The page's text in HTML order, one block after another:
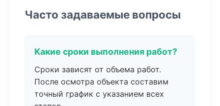
Часто задаваемые вопросы
Какие сроки выполнения работ?
Сроки зависят от объема работ.
После осмотра объекта составим
точный график с указанием всех